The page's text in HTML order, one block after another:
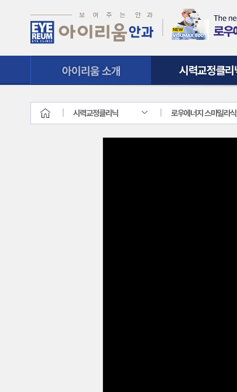
시력교정클리닉 질환클리닉
시력교정클리닉 로우에너지 스마일라식